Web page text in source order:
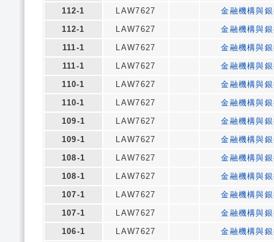
112-1
LAW7627
金融機構與
112-1
LAW7627
金融機構與
111-1
LAW7627
金融機構與
111-1
LAW7627
金融機構與
110-1
LAW7627
金融機構與
110-1
LAW7627
金融機構與
109-1
LAW7627
金融機構與
109-1
LAW7627
金融機構與
108-1
LAW7627
金融機構與
108-1
LAW7627
金融機構與
107-1
LAW7627
金融機構與
107-1
LAW7627
金融機構與
106-1
LAW7627
金融機構與